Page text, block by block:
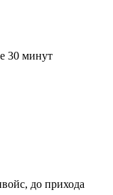
30 минут
до прихода